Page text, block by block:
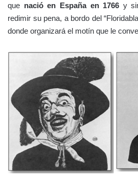
que nació en España en 1766 y
redimir su pena, a bordo del
donde organizará el motín que le